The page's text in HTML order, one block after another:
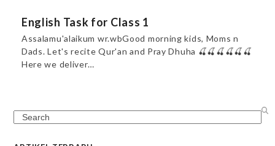
English Task for Class 1
Assalamu'alaikum wr.wbGood morning kids, Moms n
Dads. Let's recite Qur'an and Pray Dhuha 🍒🍒🍒🍒🍒🍒
Here we deliver…
Search